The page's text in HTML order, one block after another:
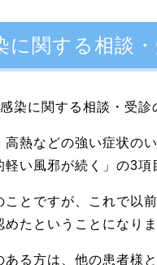
関する相談
染に関する相談・受診
熱などの強い症状の
い風邪が続く」の3項
とですが、これで以
たということになりま
る方は、他の患者様